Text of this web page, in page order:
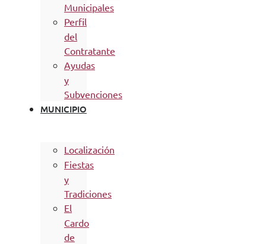
Municipales
Perfil
del
Contratante
Ayudas
y
Subvenciones
MUNICIPIO
Localización
Fiestas
y
Tradiciones
El
Cardo
de